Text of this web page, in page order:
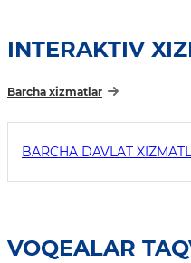
INTERAKTIV
Barcha xizmatlar
BARCHA DAVLAT
VOQEALAR